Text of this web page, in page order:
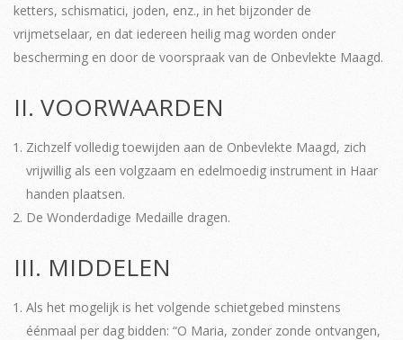
ketters, schismatici, joden, enz., in het bijzonder de
vrijmetselaar, en dat iedereen heilig mag worden onder
bescherming en door de voorspraak van de Onbevlekte Maagd.
II. VOORWAARDEN
Zichzelf volledig toewijden aan de Onbevlekte Maagd, zich
vrijwillig als een volgzaam en edelmoedig instrument in Haar
handen plaatsen.
De Wonderdadige Medaille dragen.
III. MIDDELEN
Als het mogelijk is het volgende schietgebed minstens
éénmaal per dag bidden: “O Maria, zonder zonde ontvangen,